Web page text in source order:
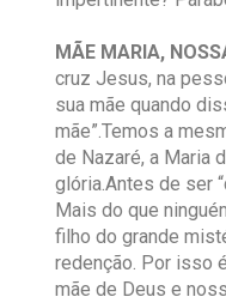
MÃE MARIA,
cruz Jesus, na
sua mãe quando
mãe”.Temos a
de Nazaré, a Maria
glória.Antes de ser
Mais do que
filho do grande
redenção. Por isso
mãe de Deus e